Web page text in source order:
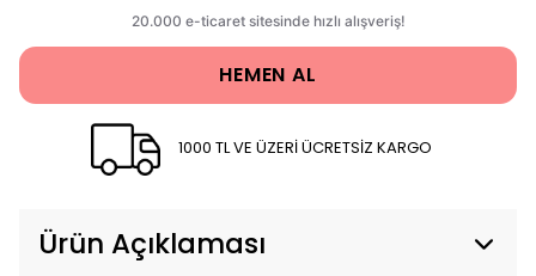
HEMEN AL
1000 TL VE ÜZERİ ÜCRETSİZ KARGO
Ürün Açıklaması